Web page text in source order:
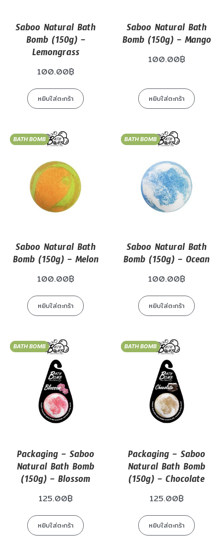
Saboo Natural Bath
Bomb (150g) –
Lemongrass
100.00฿
หยิบใส่ตะกร้า
Saboo Natural Bath
Bomb (150g) – Mango
100.00฿
หยิบใส่ตะกร้า
BATH BOMB
Saboo Natural Bath
Bomb (150g) – Melon
100.00฿
หยิบใส่ตะกร้า
BATH BOMB
Saboo Natural Bath
Bomb (150g) – Ocean
100.00฿
หยิบใส่ตะกร้า
BATH BOMB
Packaging – Saboo
Natural Bath Bomb
(150g) – Blossom
125.00฿
หยิบใส่ตะกร้า
BATH BOMB
Packaging – Saboo
Natural Bath Bomb
(150g) – Chocolate
125.00฿
หยิบใส่ตะกร้า